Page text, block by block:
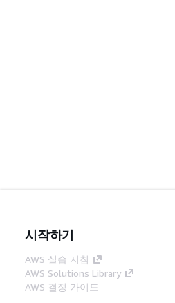
시작하기
AWS 실습 지침
AWS Solutions Library
AWS 결정 가이드